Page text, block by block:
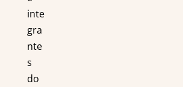
inte
gra
nte
s
do